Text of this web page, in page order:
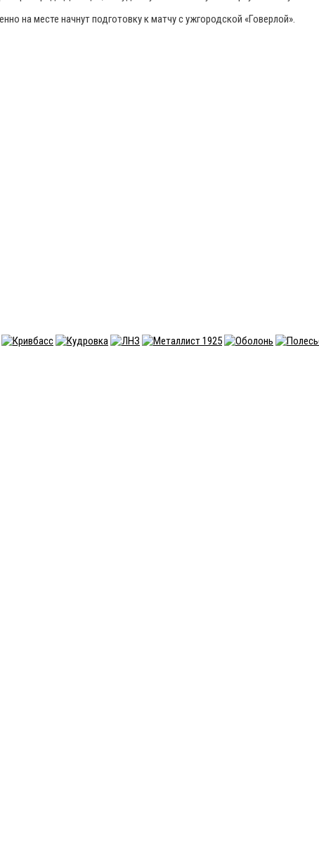
на месте начнут подготовку к матчу с ужгородской «Говерлой».